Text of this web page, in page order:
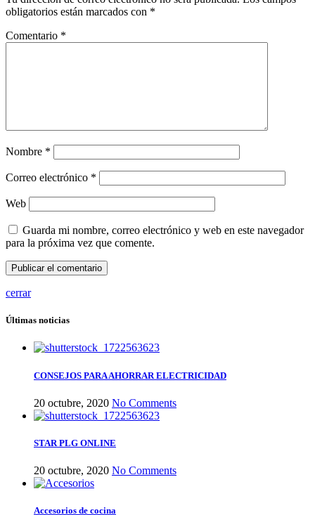
obligatorios están marcados con *
Comentario *
Nombre *
Correo electrónico *
Web
Guarda mi nombre, correo electrónico y web en este navegador
para la próxima vez que comente.
cerrar
Últimas noticias
CONSEJOS PARA AHORRAR ELECTRICIDAD
20 octubre, 2020 No Comments
STAR PLG ONLINE
20 octubre, 2020 No Comments
Accesorios de cocina